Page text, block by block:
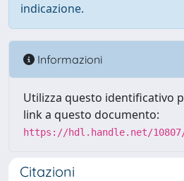
indicazione.
Informazioni
Utilizza questo identificativo
link a questo documento:
https://hdl.handle.net/10807/
Citazioni